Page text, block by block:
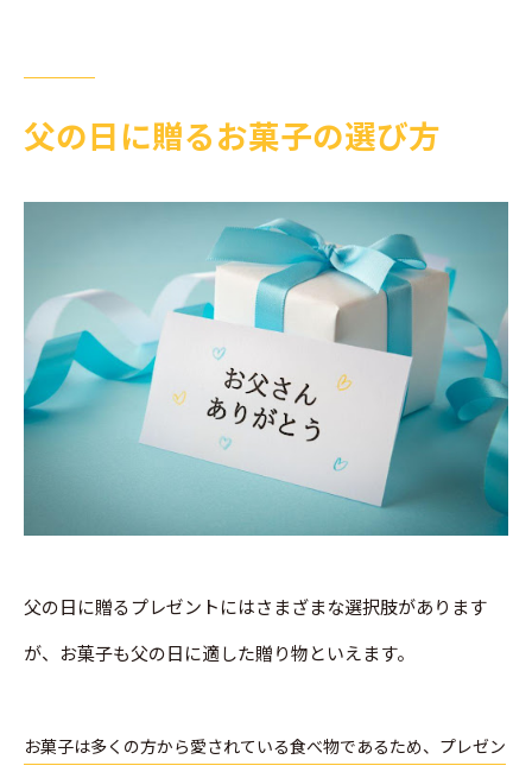
父の日に贈るお菓子の選び方
父の日に贈るプレゼントにはさまざまな選択肢があります
が、お菓子も父の日に適した贈り物といえます。
お菓子は多くの方から愛されている食べ物であるため、プレゼン